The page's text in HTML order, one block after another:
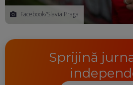
Facebook/Slavia Praga
Sprijină